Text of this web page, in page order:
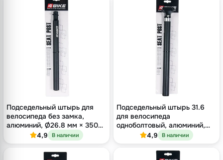
Подседельный штырь для
велосипеда без замка,
алюминий, Ø26.8 мм × 350
мм, чёрный
4,9 В наличии
Подседельный штырь 31.6
для велосипеда
одноболтовый, алюминий,
длина 400 мм, оффсет 16 мм
4,9 В наличии